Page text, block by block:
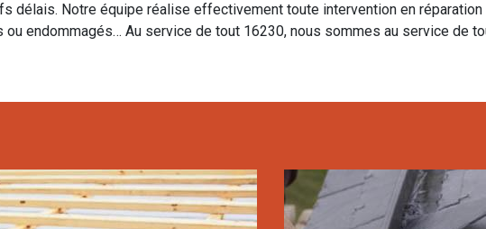
délais. Notre équipe réalise effectivement toute intervention en
ou endommagés… Au service de tout 16230, nous sommes au service de